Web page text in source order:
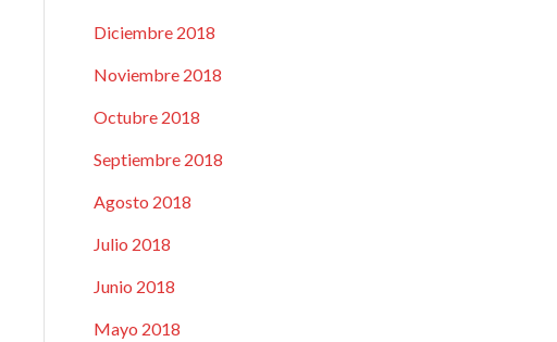
Diciembre 2018
Noviembre 2018
Octubre 2018
Septiembre 2018
Agosto 2018
Julio 2018
Junio 2018
Mayo 2018